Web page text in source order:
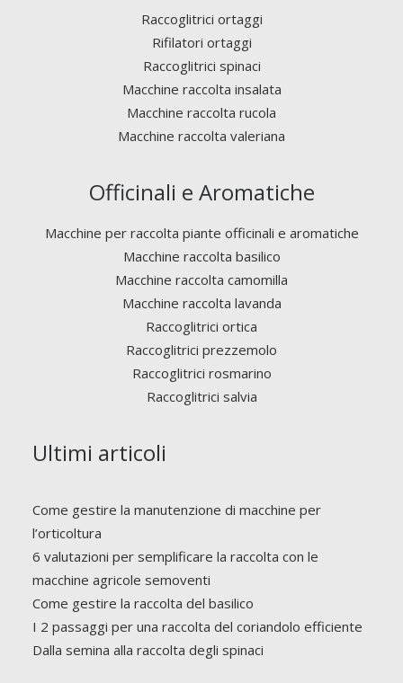
Raccoglitrici ortaggi
Rifilatori ortaggi
Raccoglitrici spinaci
Macchine raccolta insalata
Macchine raccolta rucola
Macchine raccolta valeriana
Officinali e Aromatiche
Macchine per raccolta piante officinali e aromatiche
Macchine raccolta basilico
Macchine raccolta camomilla
Macchine raccolta lavanda
Raccoglitrici ortica
Raccoglitrici prezzemolo
Raccoglitrici rosmarino
Raccoglitrici salvia
Ultimi articoli
Come gestire la manutenzione di macchine per
l’orticoltura
6 valutazioni per semplificare la raccolta con le
macchine agricole semoventi
Come gestire la raccolta del basilico
I 2 passaggi per una raccolta del coriandolo efficiente
Dalla semina alla raccolta degli spinaci